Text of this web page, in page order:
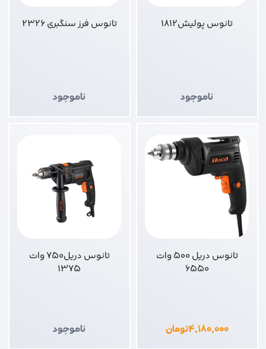
تانوس پولیش1812
ناموجود
تانوس فرز سنگبری 2326
ناموجود
تانوس دریل 500 وات
6550
۴,۱۸۰,۰۰۰تومان
تانوس دریل750 وات
1375
ناموجود